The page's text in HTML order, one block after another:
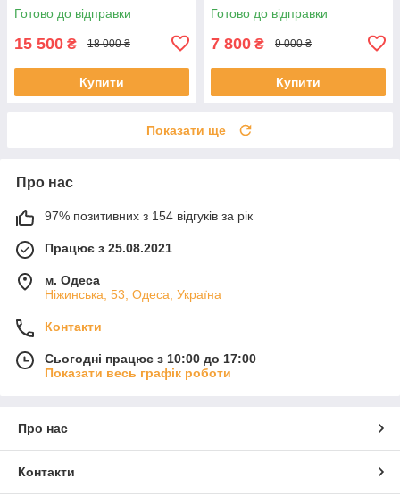
Готово до відправки
15 500 ₴ 18 000 ₴
Купити
Готово до відправки
7 800 ₴ 9 000 ₴
Купити
Показати ще
Про нас
97% позитивних з 154 відгуків за рік
Працює з 25.08.2021
м. Одеса
Ніжинська, 53, Одеса, Україна
Контакти
Сьогодні працює з 10:00 до 17:00
Показати весь графік роботи
Про нас
Контакти